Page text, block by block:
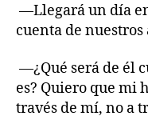
—Llegará un día
cuenta de nuestros
—¿Qué será de él
es? Quiero que mi
través de mí, no a